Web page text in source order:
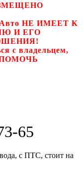
НЕ ИМЕЕТ К
И ЕГО
с владельцем,
65
с ПТС, стоит на